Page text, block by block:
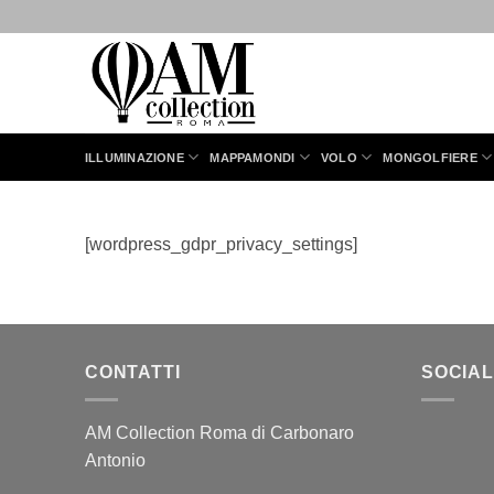
ILLUMINAZIONE MAPPAMONDI VOLO MONGOLFIERE
[wordpress_gdpr_privacy_settings]
CONTATTI
AM Collection Roma di Carbonaro
Antonio